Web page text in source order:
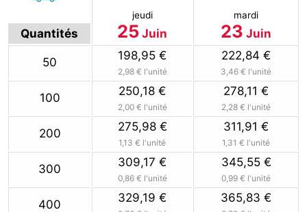
Quantités
jeudi
25 Juin
mardi
23 Juin
50 198,95 €
2,98 € l'unité
222,84 €
3,46 € l'unité
100 250,18 €
2,00 € l'unité
278,11 €
2,28 € l'unité
200 275,98 €
1,13 € l'unité
311,91 €
1,31 € l'unité
300 309,17 €
0,86 € l'unité
345,55 €
0,99 € l'unité
400 329,19 € 365,83 €